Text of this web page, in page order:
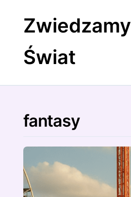
contentZwiedzamy
Świat
fantasy